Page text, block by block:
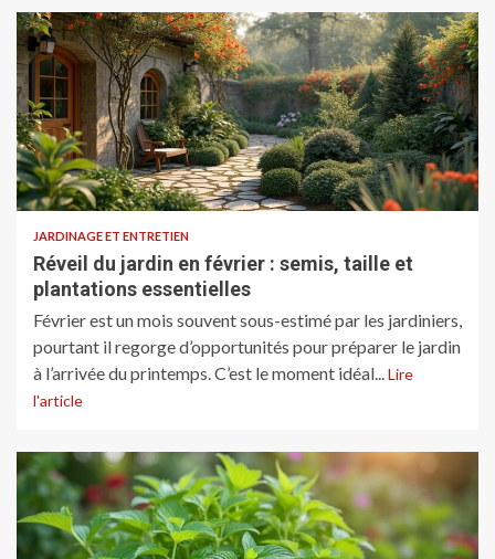
JARDINAGE ET ENTRETIEN
Réveil du jardin en février : semis, taille et
plantations essentielles
Février est un mois souvent sous-estimé par les jardiniers,
pourtant il regorge d’opportunités pour préparer le jardin
à l’arrivée du printemps. C’est le moment idéal...Lire
l'article